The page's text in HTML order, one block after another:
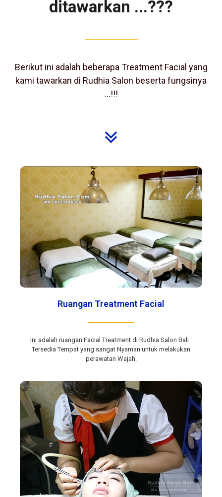
ditawarkan ...???
Berikut ini adalah beberapa Treatment Facial yang
kami tawarkan di Rudhia Salon beserta fungsinya
…!!!
Ruangan Treatment Facial
Ini adalah ruangan Facial Treatment di Rudhia Salon Bali .
Tersedia Tempat yang sangat Nyaman untuk melakukan
perawatan Wajah.